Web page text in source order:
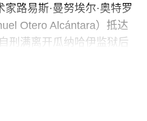
路易斯·曼努埃尔·奥特罗
Otero Alcántara）抵达
刑满离开瓜纳哈伊监狱后
从古巴带来的残破圣母玛